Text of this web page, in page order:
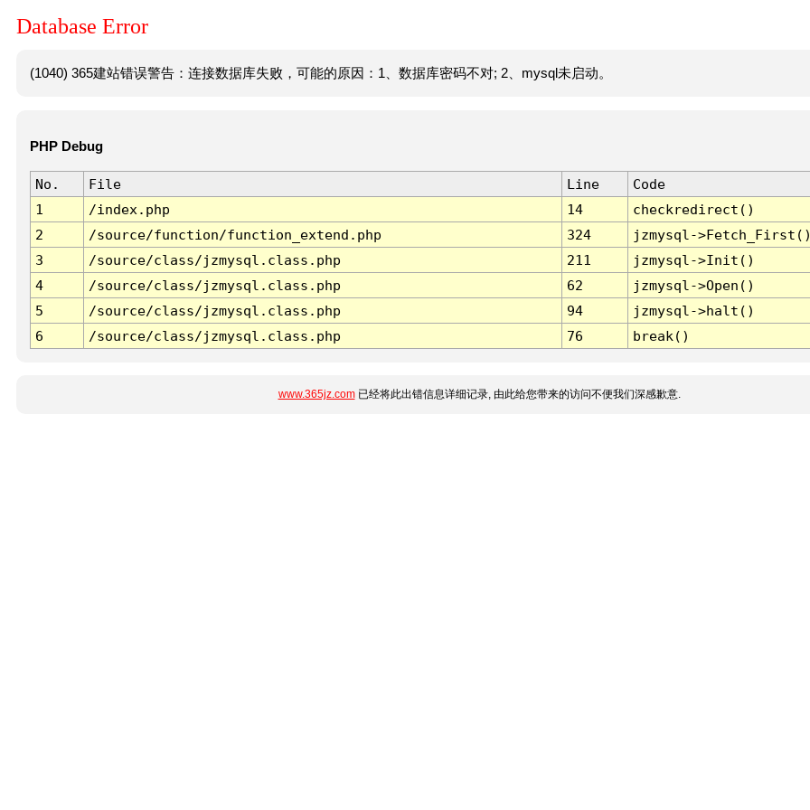
Database Error
(1040) 365建站错误警告：连接数据库失败，可能的原因：1、数据库密码不对; 2、mysql未启动。
PHP Debug
No. File Line
Code
1
/index.php 14
checkredirect()
2
/source/function/function_extend.php 324
jzmysql-
3
/source/class/jzmysql.class.php 211
jzmysql->Init()
4
/source/class/jzmysql.class.php 62
jzmysql->Open()
5
/source/class/jzmysql.class.php 94
jzmysql->halt()
6
/source/class/jzmysql.class.php 76 break()
www.365jz.com已经将此出错信息详细记录, 由此给您带来的访问不便我们深感歉意.